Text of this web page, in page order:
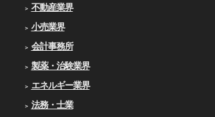
不動産業界
小売業界
会計事務所
製薬・治験業界
エネルギー業界
法務・士業